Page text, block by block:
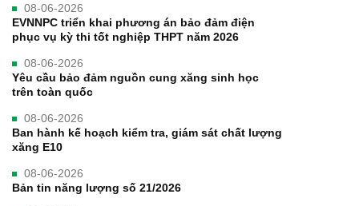
08-06-2026
EVNNPC triển khai phương án bảo đảm điện
phục vụ kỳ thi tốt nghiệp THPT năm 2026
08-06-2026
Yêu cầu bảo đảm nguồn cung xăng sinh học
trên toàn quốc
08-06-2026
Ban hành kế hoạch kiểm tra, giám sát chất lượng
xăng E10
08-06-2026
Bản tin năng lượng số 21/2026